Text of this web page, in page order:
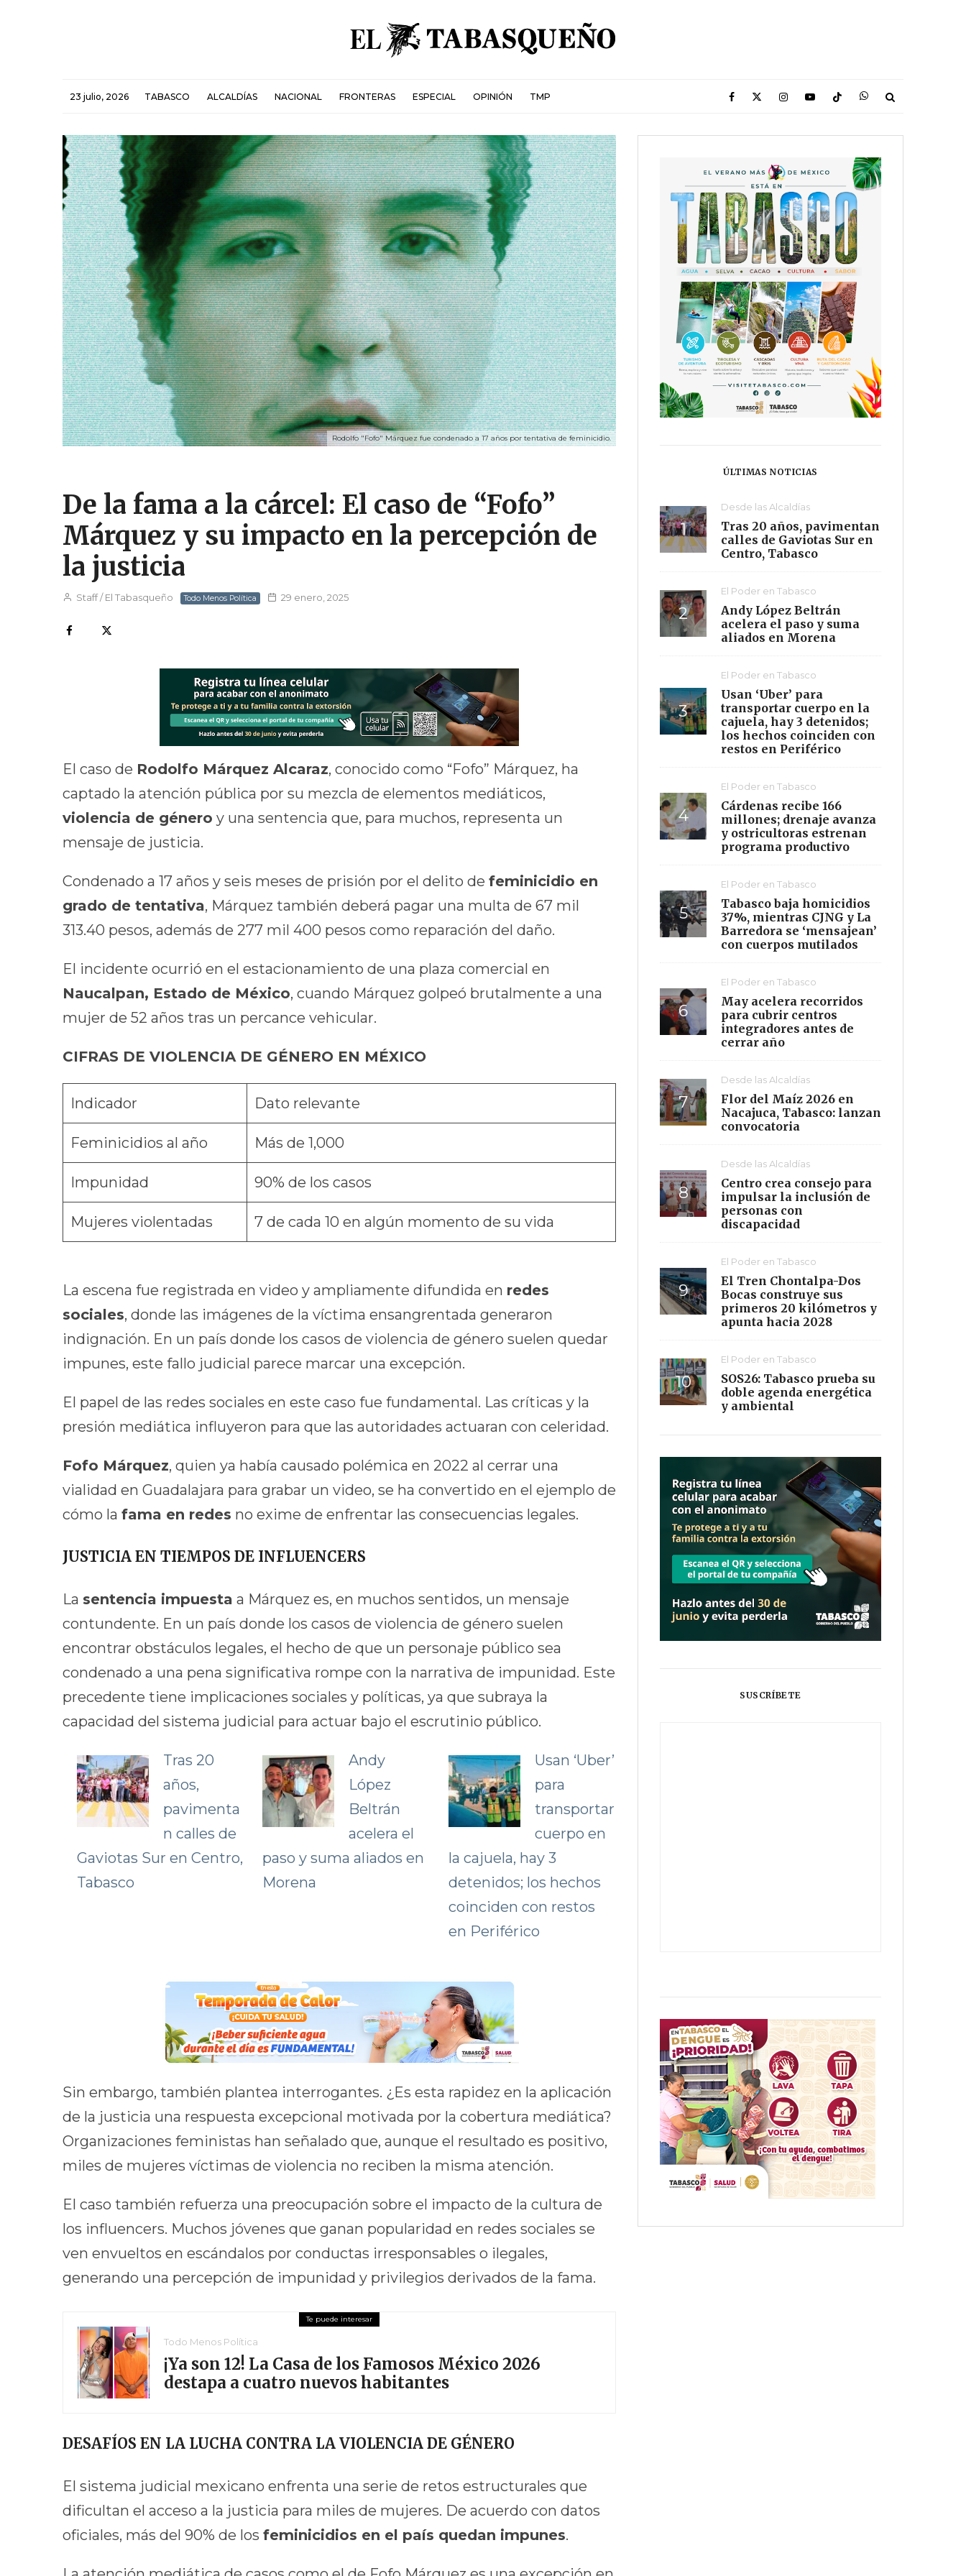
23 julio, 2026 TABASCO ALCALDÍAS NACIONAL FRONTERAS ESPECIAL OPINIÓN TMP
Rodolfo "Fofo" Márquez fue condenado a 17 años por tentativa de feminicidio.
De la fama a la cárcel: El caso de “Fofo”
Márquez y su impacto en la percepción de
la justicia
Staff / El Tabasqueño Todo Menos Política 29 enero, 2025
El caso de Rodolfo Márquez Alcaraz, conocido como “Fofo” Márquez, ha
captado la atención pública por su mezcla de elementos mediáticos,
violencia de género y una sentencia que, para muchos, representa un
mensaje de justicia.
Condenado a 17 años y seis meses de prisión por el delito de feminicidio en
grado de tentativa, Márquez también deberá pagar una multa de 67 mil
313.40 pesos, además de 277 mil 400 pesos como reparación del daño.
El incidente ocurrió en el estacionamiento de una plaza comercial en
Naucalpan, Estado de México, cuando Márquez golpeó brutalmente a una
mujer de 52 años tras un percance vehicular.
CIFRAS DE VIOLENCIA DE GÉNERO EN MÉXICO
Indicador Dato relevante
Feminicidios al año Más de 1,000
Impunidad 90% de los casos
Mujeres violentadas 7 de cada 10 en algún momento de su vida
La escena fue registrada en video y ampliamente difundida en redes
sociales, donde las imágenes de la víctima ensangrentada generaron
indignación. En un país donde los casos de violencia de género suelen quedar
impunes, este fallo judicial parece marcar una excepción.
El papel de las redes sociales en este caso fue fundamental. Las críticas y la
presión mediática influyeron para que las autoridades actuaran con celeridad.
Fofo Márquez, quien ya había causado polémica en 2022 al cerrar una
vialidad en Guadalajara para grabar un video, se ha convertido en el ejemplo de
cómo la fama en redes no exime de enfrentar las consecuencias legales.
JUSTICIA EN TIEMPOS DE INFLUENCERS
La sentencia impuesta a Márquez es, en muchos sentidos, un mensaje
contundente. En un país donde los casos de violencia de género suelen
encontrar obstáculos legales, el hecho de que un personaje público sea
condenado a una pena significativa rompe con la narrativa de impunidad. Este
precedente tiene implicaciones sociales y políticas, ya que subraya la
capacidad del sistema judicial para actuar bajo el escrutinio público.
Tras 20
años,
pavimenta
n calles de
Gaviotas Sur en Centro,
Tabasco
Andy
López
Beltrán
acelera el
paso y suma aliados en
Morena
Usan ‘Uber’
para
transportar
cuerpo en
la cajuela, hay 3
detenidos; los hechos
coinciden con restos
en Periférico
Sin embargo, también plantea interrogantes. ¿Es esta rapidez en la aplicación
de la justicia una respuesta excepcional motivada por la cobertura mediática?
Organizaciones feministas han señalado que, aunque el resultado es positivo,
miles de mujeres víctimas de violencia no reciben la misma atención.
El caso también refuerza una preocupación sobre el impacto de la cultura de
los influencers. Muchos jóvenes que ganan popularidad en redes sociales se
ven envueltos en escándalos por conductas irresponsables o ilegales,
generando una percepción de impunidad y privilegios derivados de la fama.
Todo Menos Política
¡Ya son 12! La Casa de los Famosos México 2026
destapa a cuatro nuevos habitantes
DESAFÍOS EN LA LUCHA CONTRA LA VIOLENCIA DE GÉNERO
El sistema judicial mexicano enfrenta una serie de retos estructurales que
dificultan el acceso a la justicia para miles de mujeres. De acuerdo con datos
oficiales, más del 90% de los feminicidios en el país quedan impunes.
ÚLTIMAS NOTICIAS
Desde las Alcaldías
Tras 20 años, pavimentan
calles de Gaviotas Sur en
Centro, Tabasco
El Poder en Tabasco
Andy López Beltrán
acelera el paso y suma
aliados en Morena
El Poder en Tabasco
Usan ‘Uber’ para
transportar cuerpo en la
cajuela, hay 3 detenidos;
los hechos coinciden con
restos en Periférico
El Poder en Tabasco
Cárdenas recibe 166
millones; drenaje avanza
y ostricultoras estrenan
programa productivo
El Poder en Tabasco
Tabasco baja homicidios
37%, mientras CJNG y La
Barredora se ‘mensajean’
con cuerpos mutilados
El Poder en Tabasco
May acelera recorridos
para cubrir centros
integradores antes de
cerrar año
Desde las Alcaldías
Flor del Maíz 2026 en
Nacajuca, Tabasco: lanzan
convocatoria
Desde las Alcaldías
Centro crea consejo para
impulsar la inclusión de
personas con
discapacidad
El Poder en Tabasco
El Tren Chontalpa-Dos
Bocas construye sus
primeros 20 kilómetros y
apunta hacia 2028
El Poder en Tabasco
SOS26: Tabasco prueba su
doble agenda energética
y ambiental
SUSCRÍBETE